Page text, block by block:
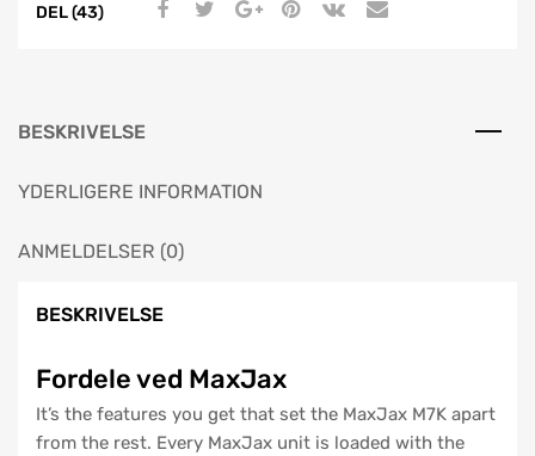
DEL (43)
BESKRIVELSE
YDERLIGERE INFORMATION
ANMELDELSER (0)
BESKRIVELSE
Fordele ved MaxJax
It’s the features you get that set the MaxJax M7K apart
from the rest. Every MaxJax unit is loaded with the